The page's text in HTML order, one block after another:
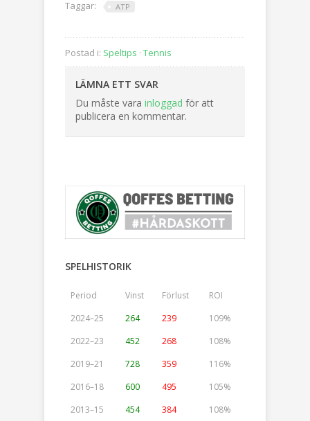
Taggar: ATP
Postad i: Speltips · Tennis
LÄMNA ETT SVAR
Du måste vara inloggad för att
publicera en kommentar.
SPELHISTORIK
Period Vinst Förlust
ROI
2024–25
264 239
109%
2022–23
452 268
108%
2019–21
728 359
116%
2016–18
600 495
105%
2013–15
454 384 108%